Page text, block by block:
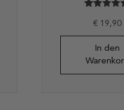
mit
basierend
auf
€19,90
In den